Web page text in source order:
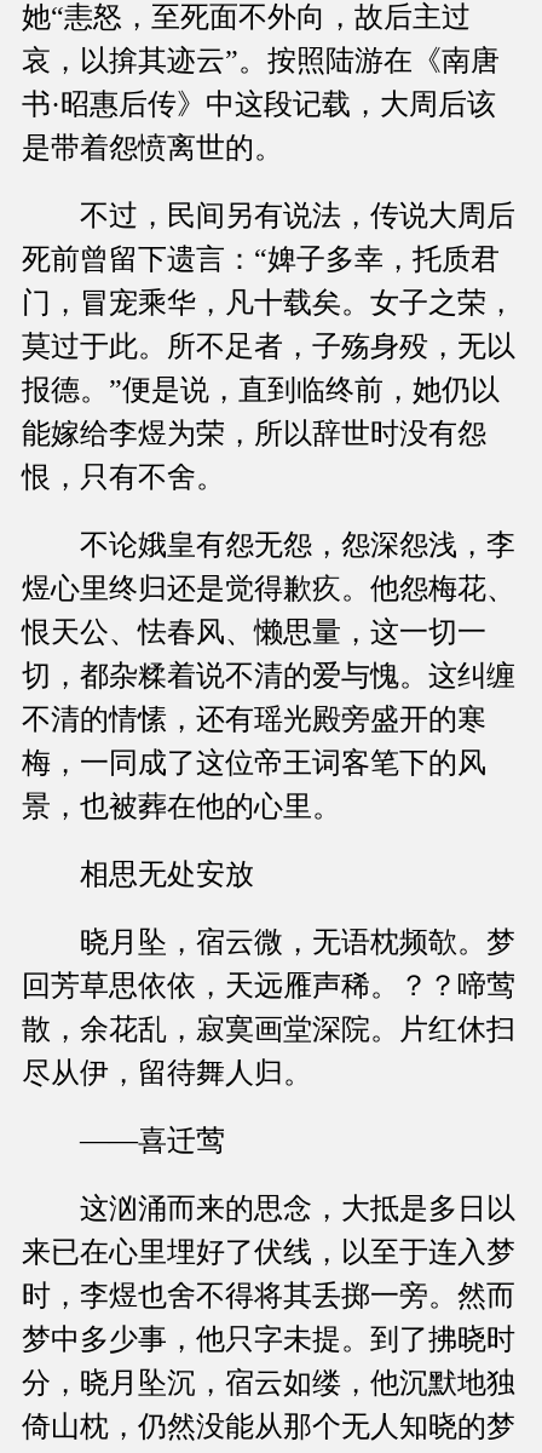
她“恚怒，至死面不外向，故后主过
哀，以揜其迹云”。按照陆游在《南唐
书·昭惠后传》中这段记载，大周后该
是带着怨愤离世的。
不过，民间另有说法，传说大周后
死前曾留下遗言：“婢子多幸，托质君
门，冒宠乘华，凡十载矣。女子之荣，
莫过于此。所不足者，子殇身殁，无以
报德。”便是说，直到临终前，她仍以
能嫁给李煜为荣，所以辞世时没有怨
恨，只有不舍。
不论娥皇有怨无怨，怨深怨浅，李
煜心里终归还是觉得歉疚。他怨梅花、
恨天公、怯春风、懒思量，这一切一
切，都杂糅着说不清的爱与愧。这纠缠
不清的情愫，还有瑶光殿旁盛开的寒
梅，一同成了这位帝王词客笔下的风
景，也被葬在他的心里。
相思无处安放
晓月坠，宿云微，无语枕频欹。梦
回芳草思依依，天远雁声稀。？？啼莺
散，余花乱，寂寞画堂深院。片红休扫
尽从伊，留待舞人归。
——喜迁莺
这汹涌而来的思念，大抵是多日以
来已在心里埋好了伏线，以至于连入梦
时，李煜也舍不得将其丢掷一旁。然而
梦中多少事，他只字未提。到了拂晓时
分，晓月坠沉，宿云如缕，他沉默地独
倚山枕，仍然没能从那个无人知晓的梦